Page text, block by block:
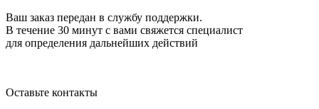
Ваш заказ передан в службу поддержки.
В течение 30 минут с вами свяжется специалист
для определения дальнейших действий
Оставьте контакты